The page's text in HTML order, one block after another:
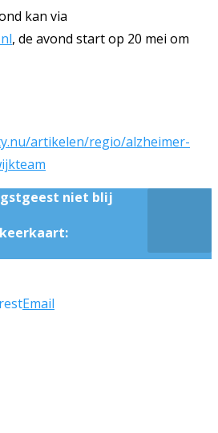
kan via
, de avond start op 20 mei om
artikelen/regio/alzheimer-
niet blij
Email